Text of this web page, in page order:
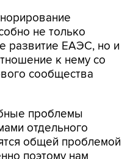
не только
развитие ЕАЭС, но и
к нему со
сообщества
проблемы
отдельного
общей проблемой